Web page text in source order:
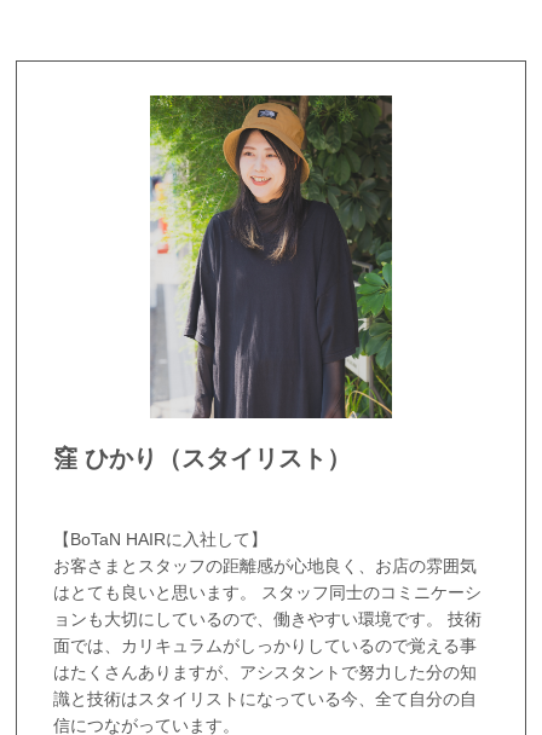
窪 ひかり（スタイリスト）
【BoTaN HAIRに入社して】
お客さまとスタッフの距離感が心地良く、お店の雰囲気
はとても良いと思います。 スタッフ同士のコミニケーシ
ョンも大切にしているので、働きやすい環境です。 技術
面では、カリキュラムがしっかりしているので覚える事
はたくさんありますが、アシスタントで努力した分の知
識と技術はスタイリストになっている今、全て自分の自
信につながっています。